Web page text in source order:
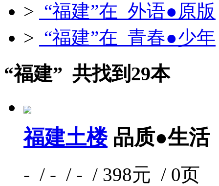
> “福建”在 外语●原版
> “福建”在 青春●少年
“福建” 共找到29本
福建土楼 品质●生活
- / - / - / 398元 / 0页